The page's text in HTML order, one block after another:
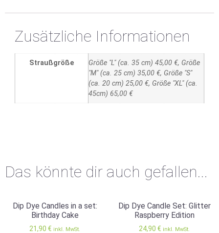
Zusätzliche Informationen
Straußgröße
Größe "L" (ca. 35 cm) 45,00 €, Größe
"M" (ca. 25 cm) 35,00 €, Größe "S"
(ca. 20 cm) 25,00 €, Größe "XL" (ca.
45cm) 65,00 €
Das könnte dir auch gefallen...
Dip Dye Candles in a set:
Birthday Cake
21,90 € inkl. MwSt.
Dip Dye Candle Set: Glitter
Raspberry Edition
24,90 € inkl. MwSt.